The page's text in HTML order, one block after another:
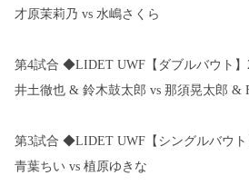
才原茉莉乃 vs 水嶋さくら
第4試合 ◆LIDET UWF【ダブルバウト】
井土徹也 & 鈴木鼓太郎 vs 那須晃太郎 &
第3試合 ◆LIDET UWF【シングルバウト
青葉ちい vs 植原ゆきな